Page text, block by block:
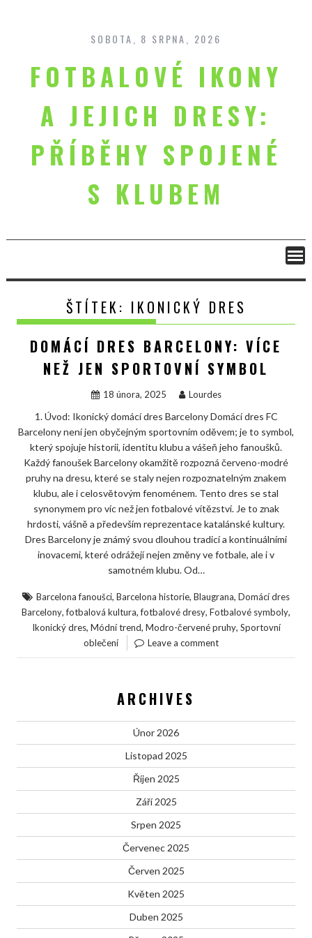
content
SOBOTA, 8 SRPNA, 2026
FOTBALOVÉ IKONY
A JEJICH DRESY:
PŘÍBĚHY SPOJENÉ
S KLUBEM
ŠTÍTEK: IKONICKÝ DRES
DOMÁCÍ DRES BARCELONY: VÍCE
NEŽ JEN SPORTOVNÍ SYMBOL
18 února, 2025 Lourdes
1. Úvod: Ikonický domácí dres Barcelony Domácí dres FC
Barcelony není jen obyčejným sportovním oděvem; je to symbol,
který spojuje historii, identitu klubu a vášeň jeho fanoušků.
Každý fanoušek Barcelony okamžitě rozpozná červeno-modré
pruhy na dresu, které se staly nejen rozpoznatelným znakem
klubu, ale i celosvětovým fenoménem. Tento dres se stal
synonymem pro víc než jen fotbalové vítězství. Je to znak
hrdosti, vášně a především reprezentace katalánské kultury.
Dres Barcelony je známý svou dlouhou tradicí a kontinuálními
inovacemi, které odrážejí nejen změny ve fotbale, ale i v
samotném klubu. Od…
Barcelona fanoušci, Barcelona historie, Blaugrana, Domácí dres
Barcelony,fotbalová kultura,fotbalové dresy, Fotbalové symboly,
Ikonický dres, Módní trend, Modro-červené pruhy, Sportovní
oblečení
Leave a comment
ARCHIVES
Únor 2026
Listopad 2025
Říjen 2025
Září 2025
Srpen 2025
Červenec 2025
Červen 2025
Květen 2025
Duben 2025